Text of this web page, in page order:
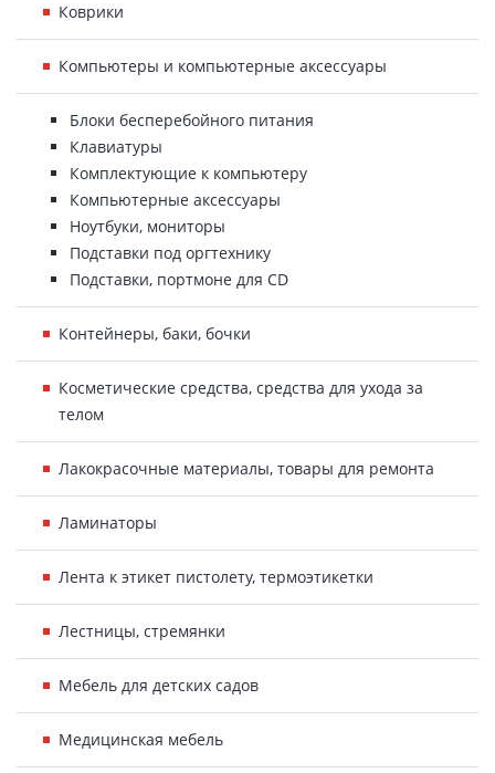
Коврики
Компьютеры и компьютерные аксессуары
Блоки бесперебойного питания
Клавиатуры
Комплектующие к компьютеру
Компьютерные аксессуары
Ноутбуки, мониторы
Подставки под оргтехнику
Подставки, портмоне для CD
Контейнеры, баки, бочки
Косметические средства, средства для ухода за
телом
Лакокрасочные материалы, товары для ремонта
Ламинаторы
Лента к этикет пистолету, термоэтикетки
Лестницы, стремянки
Мебель для детских садов
Медицинская мебель